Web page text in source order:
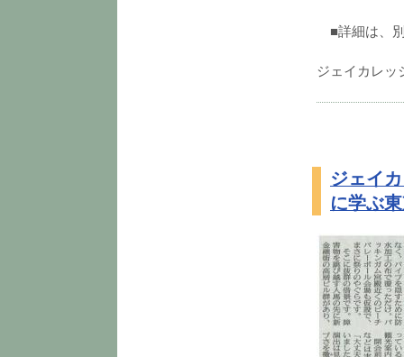
■詳細は、
ジェイカレ
ジェイ
に学ぶ